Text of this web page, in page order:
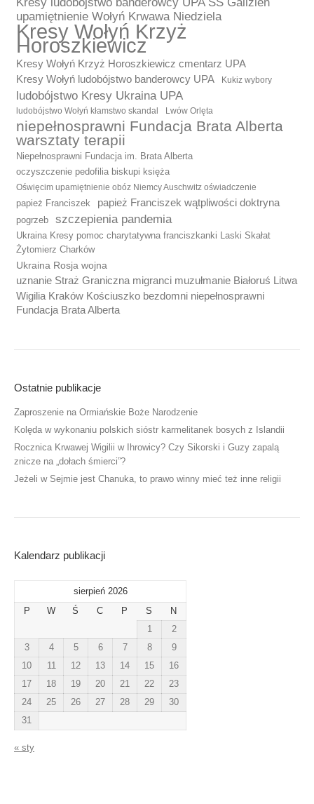
upamiętnienie Wołyń Krwawa Niedziela
Kresy Wołyń Krzyż
Horoszkiewicz
Kresy Wołyń Krzyż Horoszkiewicz cmentarz UPA
Kresy Wołyń ludobójstwo banderowcy UPA
Kukiz wybory
ludobójstwo Kresy Ukraina UPA
ludobójstwo Wołyń kłamstwo skandal Lwów Orlęta
niepełnosprawni Fundacja Brata Alberta
warsztaty terapii
Niepełnosprawni Fundacja im. Brata Alberta
oczyszczenie pedofilia biskupi księża
Oświęcim upamiętnienie obóz Niemcy Auschwitz oświadczenie
papież Franciszek papież Franciszek wątpliwości doktryna
pogrzeb szczepienia pandemia
Ukraina Kresy pomoc charytatywna franciszkanki Laski Skałat
Żytomierz Charków
Ukraina Rosja wojna
uznanie Straż Graniczna migranci muzułmanie Białoruś Litwa
Wigilia Kraków Kościuszko bezdomni niepełnosprawni
Fundacja Brata Alberta
Ostatnie publikacje
Zaproszenie na Ormiańskie Boże Narodzenie
Kolęda w wykonaniu polskich sióstr karmelitanek bosych z Islandii
Rocznica Krwawej Wigilii w Ihrowicy? Czy Sikorski i Guzy zapalą
znicze na „dołach śmierci”?
Jeżeli w Sejmie jest Chanuka, to prawo winny mieć też inne religii
Kalendarz publikacji
sierpień 2026
P
W Ś C P S
N
1
2
3
4 5 6 7 8
9
10
11 12 13 14 15
16
17
18 19 20 21 22
23
24
25 26 27 28 29
30
31
« sty